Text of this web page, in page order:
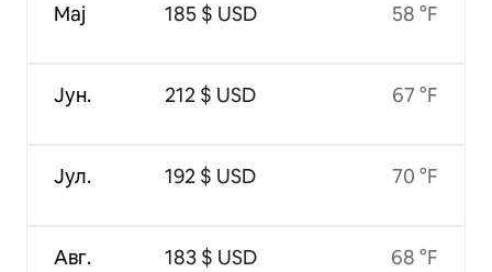
Мај
Јун.
Јул.
Авг.
185 $ USD
212 $ USD
192 $ USD
183 $ USD
58 °F
67 °F
70 °F
68 °F